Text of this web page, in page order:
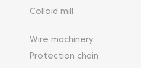
Colloid mill
Wire machinery
Protection chain